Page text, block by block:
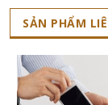
SẢN PHẨM